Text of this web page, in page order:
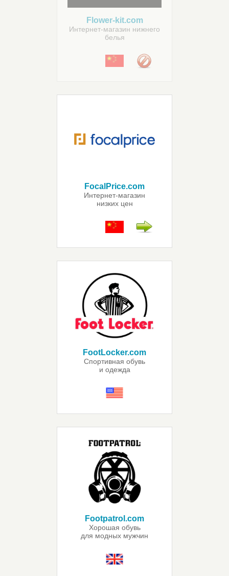
Flower-kit.com
Интернет-магазин нижнего
белья
FocalPrice.com
Интернет-магазин
низких цен
FootLocker.com
Спортивная обувь
и одежда
Footpatrol.com
Хорошая обувь
для модных мужчин